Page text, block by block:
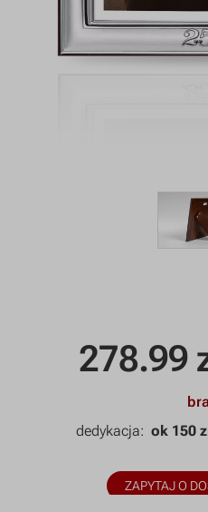
278.99
dedykacja:ok 150
ZAPYTAJ O